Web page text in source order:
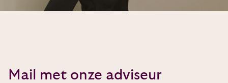
Mail met onze adviseur